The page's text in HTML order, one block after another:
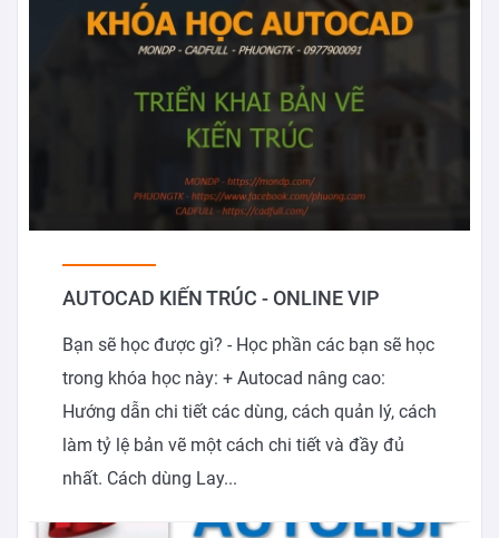
AUTOCAD KIẾN TRÚC - ONLINE VIP
Bạn sẽ học được gì? - Học phần các bạn sẽ học
trong khóa học này: + Autocad nâng cao:
Hướng dẫn chi tiết các dùng, cách quản lý, cách
làm tỷ lệ bản vẽ một cách chi tiết và đầy đủ
nhất. Cách dùng Lay...